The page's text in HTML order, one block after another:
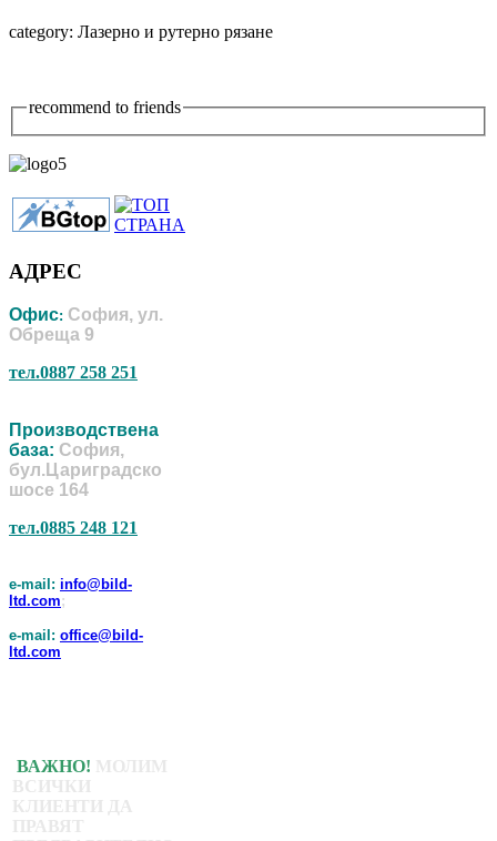
category: Лазерно и рутерно рязане
recommend to friends
АДРЕС
Офис: София, ул.
Обреща 9
тел.0887 258 251
Производствена
база: София,
бул.Цариградско
шосе 164
тел.0885 248 121
e-mail: info@bild-
ltd.com;
e-mail: office@bild-
ltd.com
ВАЖНО!